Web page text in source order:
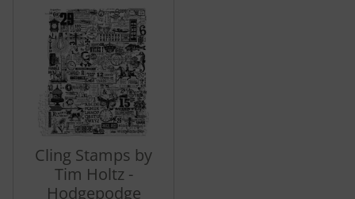
Cling Stamps by
Tim Holtz -
Hodgepodge